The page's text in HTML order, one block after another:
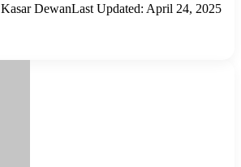
Kasar DewanLast Updated: April 24, 2025